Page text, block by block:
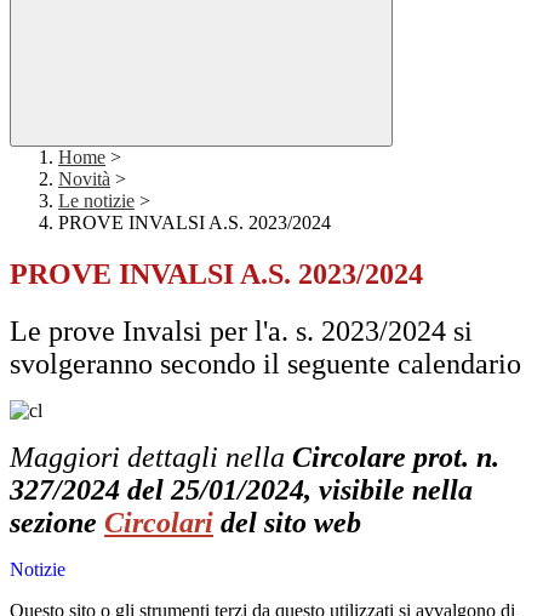
Home >
Novità >
Le notizie >
PROVE INVALSI A.S. 2023/2024
PROVE INVALSI A.S. 2023/2024
Le prove Invalsi per l'a. s. 2023/2024 si
svolgeranno secondo il seguente calendario
Maggiori dettagli nella Circolare prot. n.
327/2024 del 25/01/2024, visibile nella
sezione Circolari del sito web
Notizie
Questo sito o gli strumenti terzi da questo utilizzati si avvalgono di